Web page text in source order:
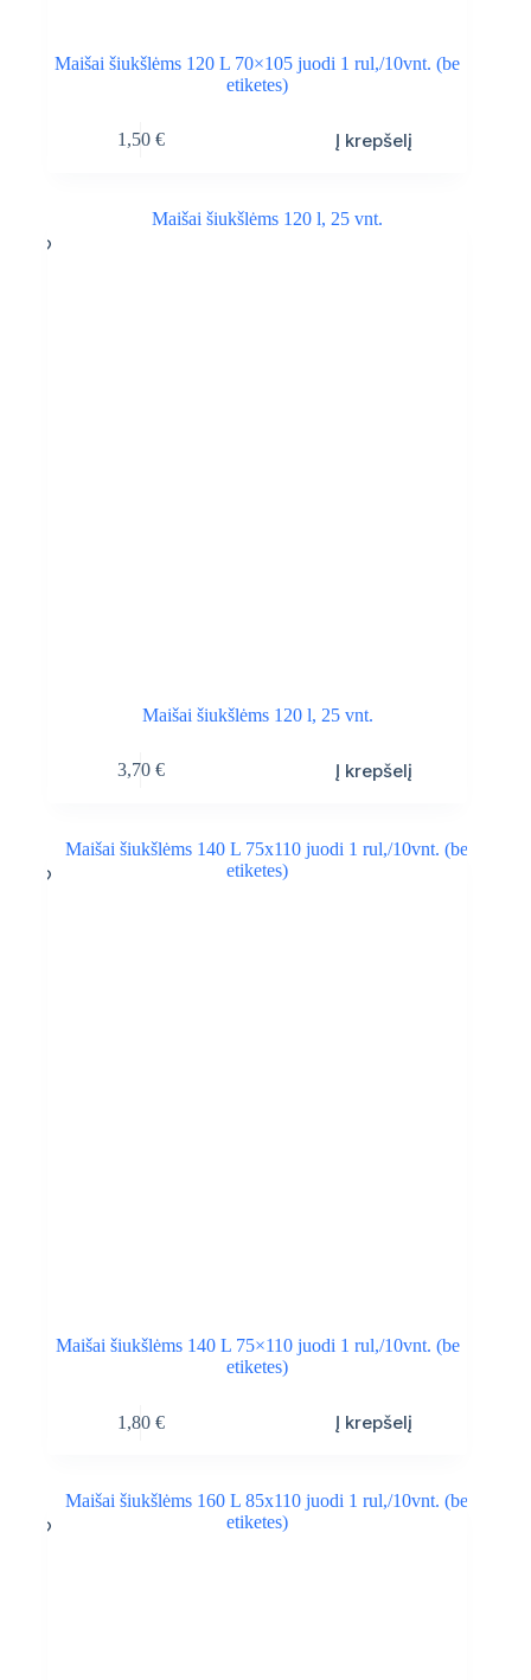
Maišai šiukšlėms 120 L 70×105 juodi 1 rul,/10vnt. (be
etiketes)
1,50 € Į krepšelį
Maišai šiukšlėms 120 l, 25 vnt.
3,70 € Į krepšelį
Maišai šiukšlėms 140 L 75×110 juodi 1 rul,/10vnt. (be
etiketes)
1,80 € Į krepšelį